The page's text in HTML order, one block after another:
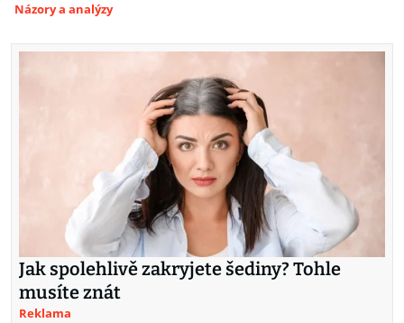
Názory a analýzy
Jak spolehlivě zakryjete šediny? Tohle
musíte znát
Reklama